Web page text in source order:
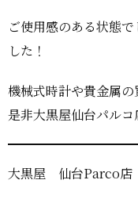
ご使用感のある状態
した！
機械式時計や貴金属の
是非大黒屋仙台パルコ
大黒屋 仙台Parco店